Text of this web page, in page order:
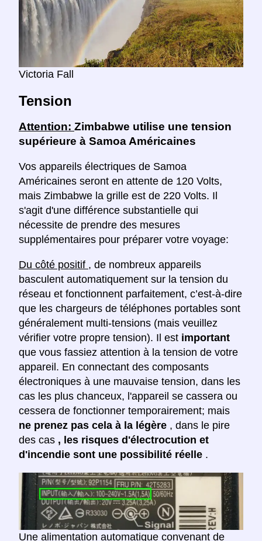
Victoria Fall
Tension
Attention: Zimbabwe utilise une tension
supérieure à Samoa Américaines
Vos appareils électriques de Samoa
Américaines seront en attente de 120 Volts,
mais Zimbabwe la grille est de 220 Volts. Il
s'agit d'une différence substantielle qui
nécessite de prendre des mesures
supplémentaires pour préparer votre voyage:
Du côté positif , de nombreux appareils
basculent automatiquement sur la tension du
réseau et fonctionnent parfaitement, c’est-à-dire
que les chargeurs de téléphones portables sont
généralement multi-tensions (mais veuillez
vérifier votre propre tension). Il est important
que vous fassiez attention à la tension de votre
appareil. En connectant des composants
électroniques à une mauvaise tension, dans les
cas les plus chanceux, l'appareil se cassera ou
cessera de fonctionner temporairement; mais
ne prenez pas cela à la légère , dans le pire
des cas , les risques d'électrocution et
d'incendie sont une possibilité réelle .
Une alimentation automatique convenant de